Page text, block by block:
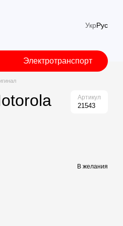
УкрРус
Электротранспорт
Артикул
21543
В желания